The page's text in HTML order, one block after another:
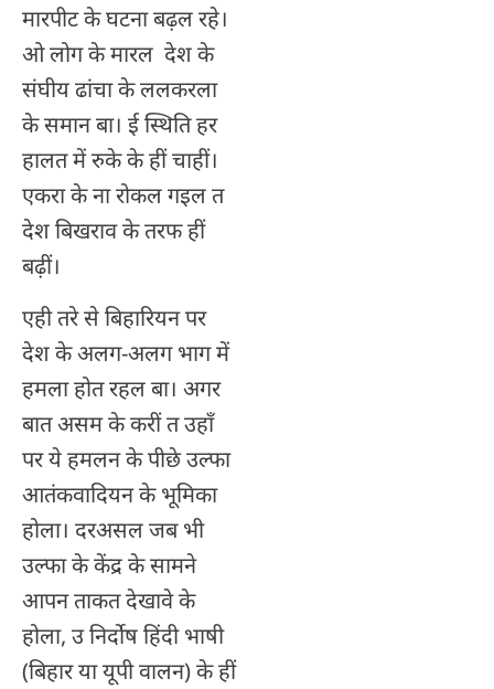
मारपीट के घटना बढ़ल रहे।
ओ लोग के मारल देश के
संघीय ढांचा के ललकरला
के समान बा। ई स्थिति हर
हालत में रुके के हीं चाहीं।
एकरा के ना रोकल गइल त
देश बिखराव के तरफ हीं
बढ़ीं।
एही तरे से बिहारियन पर
देश के अलग-अलग भाग में
हमला होत रहल बा। अगर
बात असम के करीं त उहाँ
पर ये हमलन के पीछे उल्फा
आतंकवादियन के भूमिका
होला। दरअसल जब भी
उल्फा के केंद्र के सामने
आपन ताकत देखावे के
होला, उ निर्दोष हिंदी भाषी
(बिहार या यूपी वालन) के हीं